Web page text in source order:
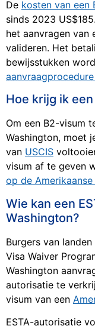
De kosten van een
sinds 2023
het aanvragen van
valideren. Het
bewijsstukken
Hoe krijg ik
Om een B2-visum
Washington, moet
van USCIS
visum af te geven
op de
Wie kan een
Washington?
Burgers van
Visa Waiver
Washington
autorisatie te
visum van een
ESTA-autorisatie